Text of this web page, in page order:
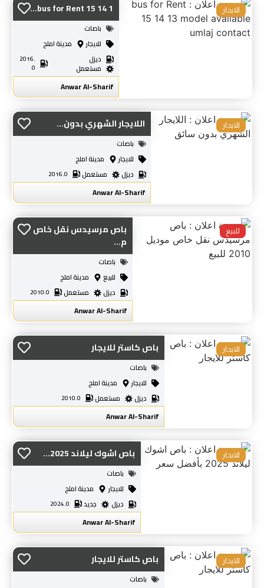
bus for Rent 15 14 1...
باصات
للايجار
مدينة املج
ديزل
مستعمل
2016.
0
Anwar Al-Sharif
للايجار
اللايجار الشهري بدون...
باصات
للايجار
مدينة املج
ديزل
مستعمل 2016.0
Anwar Al-Sharif
للايجار
باص مرسيدس نقل خاص
م...
باصات
للبيع
مدينة املج
ديزل
مستعمل 2010.0
Anwar Al-Sharif
للبيع
باص كاستر للايجار
باصات
للايجار
مدينة املج
ديزل
مستعمل 2010.0
Anwar Al-Sharif
للايجار
باص اشوك ليلاند 2025...
باصات
للايجار
مدينة املج
ديزل
جديد 2024.0
Anwar Al-Sharif
للايجار
باص كاستر للايجار
باصات
للايجار